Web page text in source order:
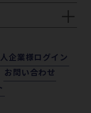
企業様ログイン
お問い合わせ